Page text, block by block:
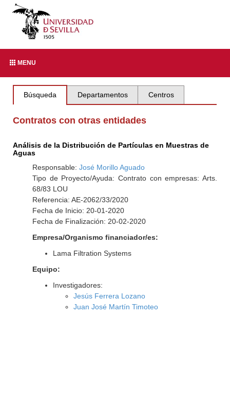
MENU
Búsqueda Departamentos Centros
Contratos con otras entidades
Análisis de la Distribución de Partículas en Muestras de
Aguas
Responsable: José Morillo Aguado
Tipo de Proyecto/Ayuda: Contrato con empresas: Arts.
68/83 LOU
Referencia: AE-2062/33/2020
Fecha de Inicio: 20-01-2020
Fecha de Finalización: 20-02-2020
Empresa/Organismo financiador/es:
Lama Filtration Systems
Equipo:
Investigadores:
Jesús Ferrera Lozano
Juan José Martín Timoteo